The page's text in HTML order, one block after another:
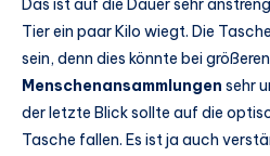
Das ist auf die Dauer sehr
Tier ein paar Kilo wiegt. Die
sein, denn dies könnte bei größeren
Menschenansammlungen sehr
der letzte Blick sollte auf die
Tasche fallen. Es ist ja auch